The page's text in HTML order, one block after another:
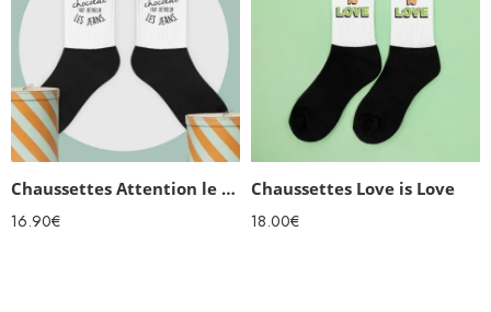
Chaussettes Attention le Chocolat fait rétrécir les jeans
16.90€
Chaussettes Love is Love
18.00€